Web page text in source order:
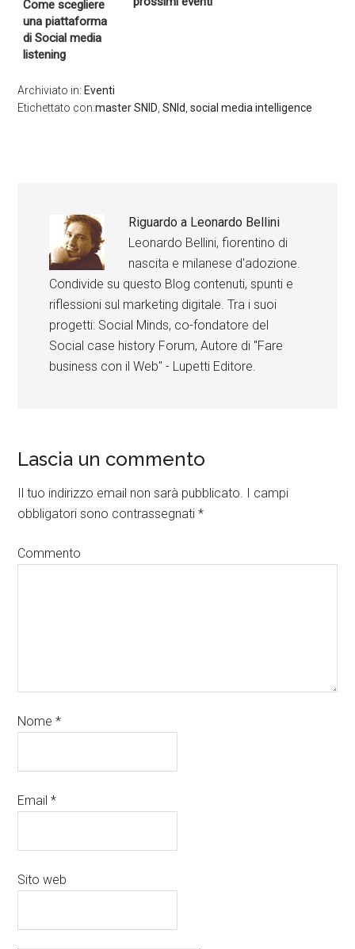
Come scegliere
una piattaforma
di Social media
listening
Archiviato in: Eventi
Etichettato con:master SNID,SNId,social media intelligence
Riguardo a Leonardo Bellini
Leonardo Bellini, fiorentino di
nascita e milanese d'adozione.
Condivide su questo Blog contenuti, spunti e
riflessioni sul marketing digitale. Tra i suoi
progetti: Social Minds, co-fondatore del
Social case history Forum, Autore di "Fare
business con il Web" - Lupetti Editore.
Lascia un commento
Il tuo indirizzo email non sarà pubblicato. I campi
obbligatori sono contrassegnati*
Commento
Nome*
Email*
Sito web